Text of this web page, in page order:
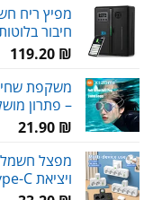
מפיץ ריח
חיבור
119.20 ₪
– פתרון
21.90 ₪
ויציאת Type-C - מגן ומייצב מתח